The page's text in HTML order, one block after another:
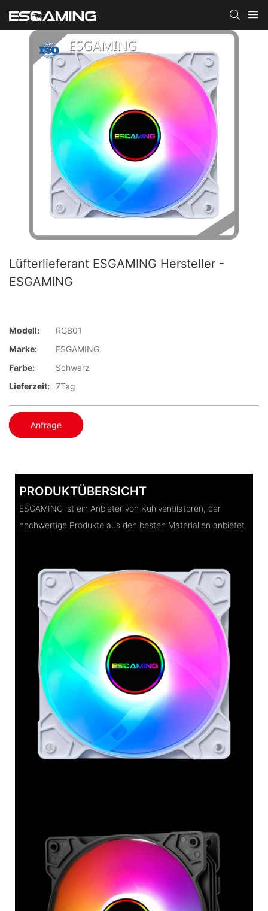
Lüfterlieferant ESGAMING Hersteller -
ESGAMING
Modell:
RGB01
Marke:
ESGAMING
Farbe:
Schwarz
Lieferzeit: 7Tag
Anfrage
PRODUKTÜBERSICHT
ESGAMING ist ein Anbieter von Kühlventilatoren, der
hochwertige Produkte aus den besten Materialien anbietet.